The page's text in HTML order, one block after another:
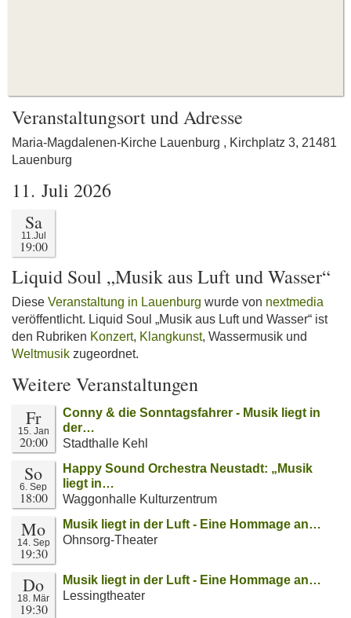
Veranstaltungsort und Adresse
Maria-Magdalenen-Kirche Lauenburg , Kirchplatz 3, 21481
Lauenburg
11. Juli 2026
Sa
11.Jul
19:00
Liquid Soul „Musik aus Luft und Wasser“
Diese Veranstaltung in Lauenburg wurde von nextmedia
veröffentlicht. Liquid Soul „Musik aus Luft und Wasser“ ist
den Rubriken Konzert, Klangkunst, Wassermusik und
Weltmusik zugeordnet.
Weitere Veranstaltungen
Fr
15. Jan
20:00
Conny & die Sonntagsfahrer - Musik liegt in
der…
Stadthalle Kehl
So
6. Sep
18:00
Happy Sound Orchestra Neustadt: „Musik
liegt in…
Waggonhalle Kulturzentrum
Mo
14. Sep
19:30
Musik liegt in der Luft - Eine Hommage an…
Ohnsorg-Theater
Do
18. Mär
19:30
Musik liegt in der Luft - Eine Hommage an…
Lessingtheater